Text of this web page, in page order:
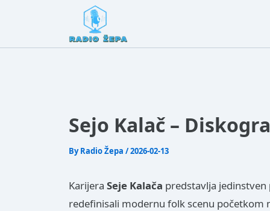
Sejo Kalač –
ByRadio Žepa /2026-02-13
Karijera Seje Kalača predstavlja
redefinisali modernu folk scenu početkom